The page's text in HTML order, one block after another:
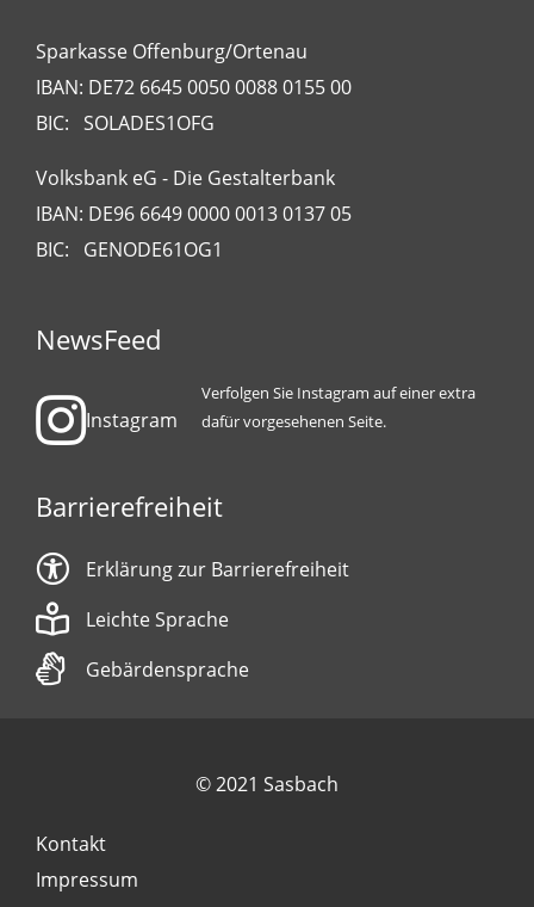
Sparkasse Offenburg/Ortenau
IBAN: DE72 6645 0050 0088 0155 00
BIC: SOLADES1OFG
Volksbank eG - Die Gestalterbank
IBAN: DE96 6649 0000 0013 0137 05
BIC: GENODE61OG1
NewsFeed
Instagram
Verfolgen Sie Instagram auf einer extra
dafür vorgesehenen Seite.
Barrierefreiheit
Erklärung zur Barrierefreiheit
Leichte Sprache
Gebärdensprache
© 2021 Sasbach
Kontakt
Impressum